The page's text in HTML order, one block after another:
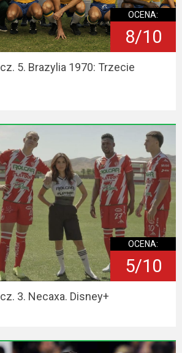
OCENA:
8/10
5. Brazylia 1970: Trzecie
OCENA:
5/10
3. Necaxa. Disney+